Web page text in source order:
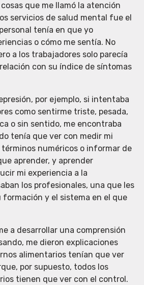
o
m
p
a
r
t
e
n
F
a
c
e
b
o
o
o
m
p
a
r
t
e
n
T
w
i
t
t
e
r
o
m
p
a
r
t
e
n
W
h
a
t
A
p
que me llamó la atención
servicios de salud mental fue el
tenía en que yo
o cómo me sentía. No
a los trabajadores solo parecía
con su índice de síntomas
por ejemplo, si intentaba
como sentirme triste, pesada,
o sin sentido, me encontraba
tenía que ver con medir mi
numéricos o informar de
aprender, y aprender
mi experiencia a la
los profesionales, una que les
y el sistema en el que
a desarrollar una comprensión
me dieron explicaciones
alimentarios tenían que ver
por supuesto, todos los
tienen que ver con el control.